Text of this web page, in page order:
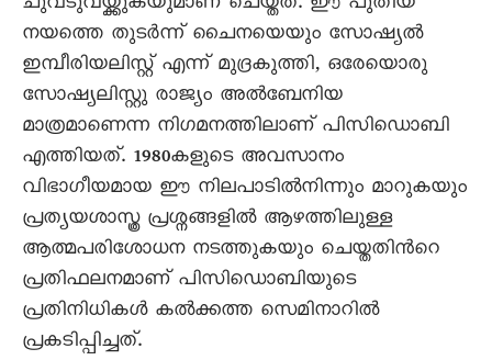
നയത്തെ തുടര്‍ന്ന് ചൈനയെയും സോഷ്യല്‍
ഇമ്പീരിയലിസ്റ്റ് എന്ന് മുദ്രകുത്തി, ഒരേയൊരു
സോഷ്യലിസ്റ്റു രാജ്യം അല്‍ബേനിയ
മാത്രമാണെന്ന നിഗമനത്തിലാണ് പിസിഡൊബി
എത്തിയത്. 1980കളുടെ അവസാനം
വിഭാഗീയമായ ഈ നിലപാടില്‍നിന്നും മാറുകയും
പ്രത്യയശാസ്ത്ര പ്രശ്നങ്ങളില്‍ ആഴത്തിലുള്ള
ആത്മപരിശോധന നടത്തുകയും ചെയ്തതിന്‍റെ
പ്രതിഫലനമാണ് പിസിഡൊബിയുടെ
പ്രതിനിധികള്‍ കല്‍ക്കത്ത സെമിനാറില്‍
പ്രകടിപ്പിച്ചത്.